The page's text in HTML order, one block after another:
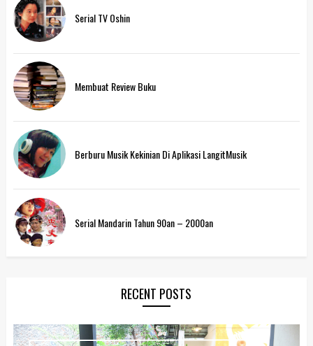
Serial TV Oshin
Membuat Review Buku
Berburu Musik Kekinian Di Aplikasi LangitMusik
Serial Mandarin Tahun 90an – 2000an
RECENT POSTS